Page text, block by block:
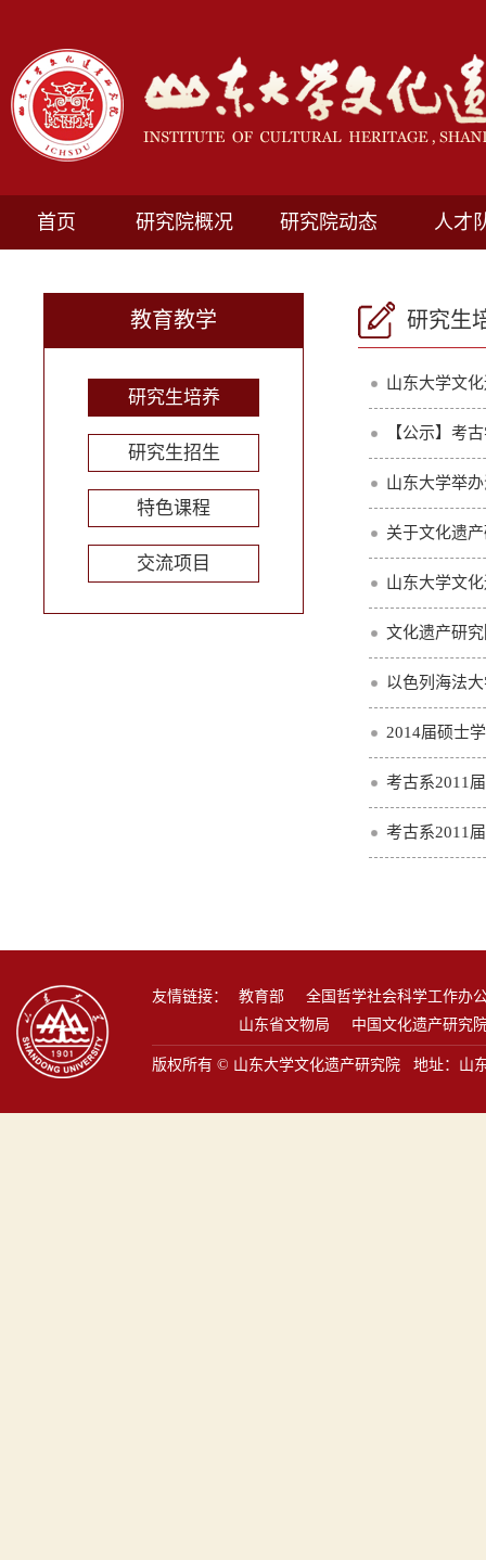
首页 研究院概况 研究院动态 人才
教育教学
研究生培养
研究生招生
特色课程
交流项目
研究生
山东大学文
【公示】考
山东大学举
关于文化遗
山东大学文
文化遗产研
以色列海法
2014届硕士
考古系2011
考古系2011
友情链接： 教育部
全国哲学社会科学工作办
山东省文物局
中国文化遗产研究
版权所有 © 山东大学文化遗产研究院 地址：山